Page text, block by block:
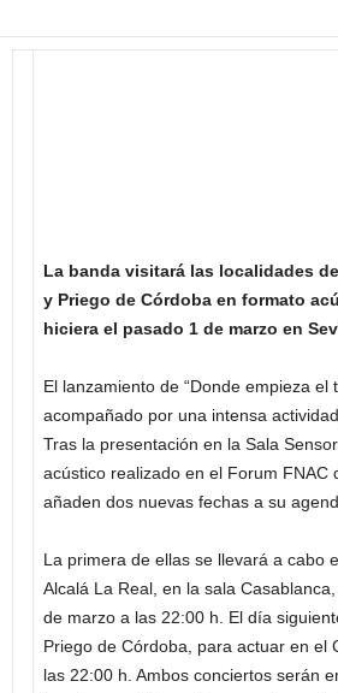
La banda visitará las localidades
y Priego de Córdoba en formato
hiciera el pasado 1 de marzo en
El lanzamiento de “Donde empieza el
acompañado por una intensa
Tras la presentación en la Sala
acústico realizado en el Forum FNAC
añaden dos nuevas fechas a su
La primera de ellas se llevará a cabo
Alcalá La Real, en la sala
de marzo a las 22:00 h. El día
Priego de Córdoba, para actuar en el
las 22:00 h. Ambos conciertos serán